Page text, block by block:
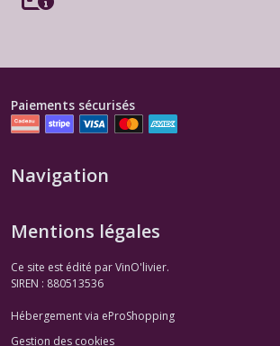
Paiements sécurisés
Navigation
Mentions légales
Ce site est édité par VinO'livier.
SIREN : 880513536
Hébergement via eProShopping
Gestion des cookies